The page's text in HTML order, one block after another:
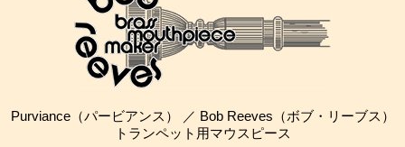
Purviance（パービアンス） ／ Bob Reeves（ボブ・リーブス）
トランペット用マウスピース